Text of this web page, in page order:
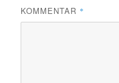
KOMMENTAR *